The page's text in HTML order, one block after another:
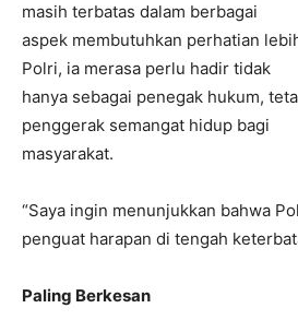
masih terbatas dalam berbagai
aspek membutuhkan perhatian
Polri, ia merasa perlu hadir tidak
hanya sebagai penegak hukum,
penggerak semangat hidup bagi
masyarakat.
“Saya ingin menunjukkan bahwa
penguat harapan di tengah
Paling Berkesan